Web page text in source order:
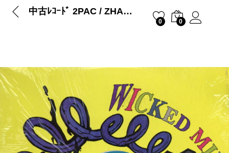
中古ﾚｺｰﾄﾞ 2PAC / ZHANE – I Get Around / Hey Mr. D.J. (Wicked Mix Vol.29)
0 0